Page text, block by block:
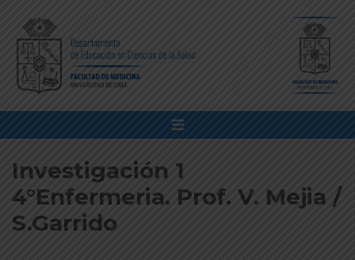
Investigación 1
4°Enfermeria. Prof. V. Mejia /
S.Garrido